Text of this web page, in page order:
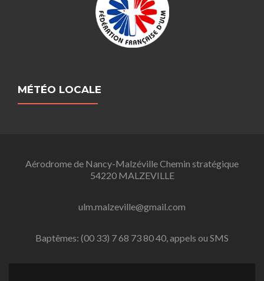
MÉTÉO LOCALE
Aérodrome de Nancy-Malzéville Chemin stratégique
54220 MALZEVILLE
ulm.malzeville@gmail.com
Baptêmes: (00 33) 7 68 73 80 40, appels ou SMS